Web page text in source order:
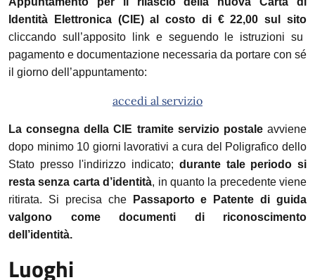
Identità Elettronica (CIE) al costo di € 22,00 sul sito
cliccando sull’apposito link e seguendo le istruzioni su
pagamento e documentazione necessaria da portare con sé
il giorno dell’appuntamento:
accedi al servizio
La consegna della CIE tramite servizio postale avviene
dopo minimo 10 giorni lavorativi a cura del Poligrafico dello
Stato presso l'indirizzo indicato; durante tale periodo si
resta senza carta d’identità, in quanto la precedente viene
ritirata. Si precisa che
Passaporto e Patente di guida
valgono come documenti di riconoscimento
dell’identità.
Luoghi